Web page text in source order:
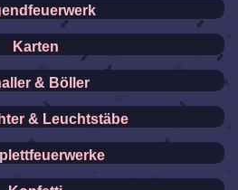
Karten
& Böller
& Leuchtstäbe